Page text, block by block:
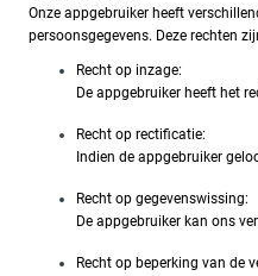
Onze appgebruiker heeft
persoonsgegevens. Deze rechten
Recht op inzage:
De appgebruiker heeft het
Recht op rectificatie:
Indien de appgebruiker
Recht op gegevenswissing:
De appgebruiker kan ons
Recht op beperking van de